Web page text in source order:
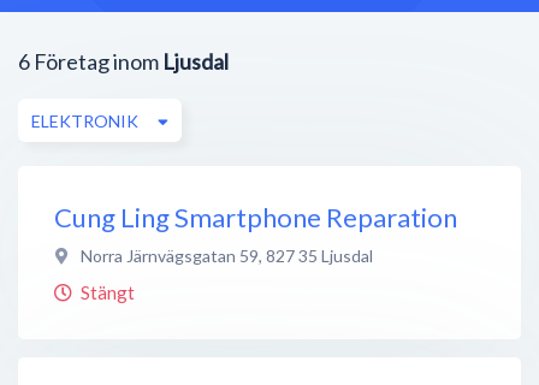
6 Företag inom Ljusdal
ELEKTRONIK
Cung Ling Smartphone Reparation
Norra Järnvägsgatan 59, 827 35 Ljusdal
Stängt